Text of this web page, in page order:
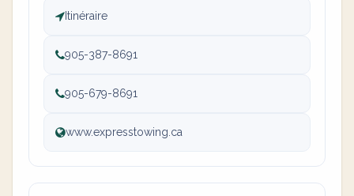
Itinéraire
905-387-8691
905-679-8691
www.expresstowing.ca